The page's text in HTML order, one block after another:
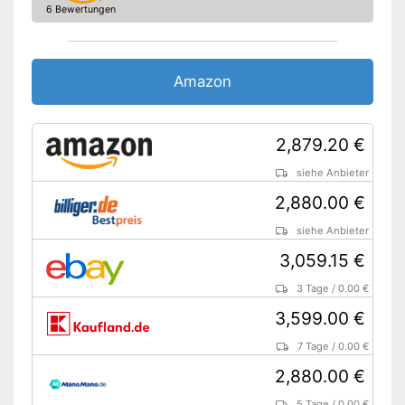
6 Bewertungen
Amazon
2,879.20 €
siehe Anbieter
2,880.00 €
siehe Anbieter
3,059.15 €
3 Tage /0.00 €
3,599.00 €
7 Tage /0.00 €
2,880.00 €